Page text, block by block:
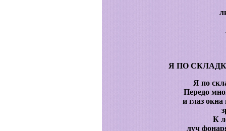
Я ПО
Я по
Передо
и глаз
К
луч